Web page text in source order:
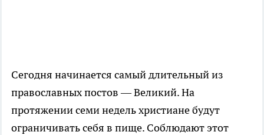
Сегодня начинается самый длительный из
православных постов — Великий. На
протяжении семи недель христиане будут
ограничивать себя в пище. Соблюдают этот